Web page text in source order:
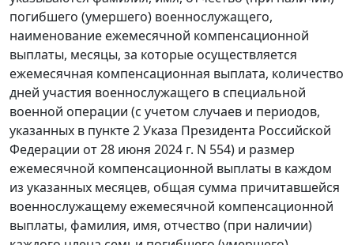
погибшего (умершего) военнослужащего,
наименование ежемесячной компенсационной
выплаты, месяцы, за которые осуществляется
ежемесячная компенсационная выплата, количество
дней участия военнослужащего в специальной
военной операции (с учетом случаев и периодов,
указанных в пункте 2 Указа Президента Российской
Федерации от 28 июня 2024 г. N 554) и размер
ежемесячной компенсационной выплаты в каждом
из указанных месяцев, общая сумма причитавшейся
военнослужащему ежемесячной компенсационной
выплаты, фамилия, имя, отчество (при наличии)